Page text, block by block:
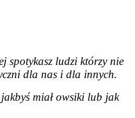
spotykasz ludzi którzy nie
dla nas i dla innych.
miał owsiki lub jak